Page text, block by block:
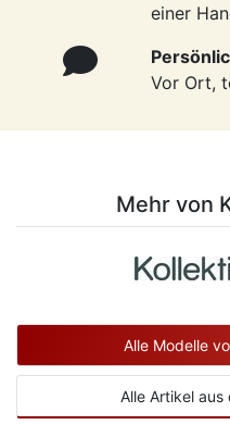
einer
Vor Ort,
Mehr von
Alle Modelle
Alle Artikel aus